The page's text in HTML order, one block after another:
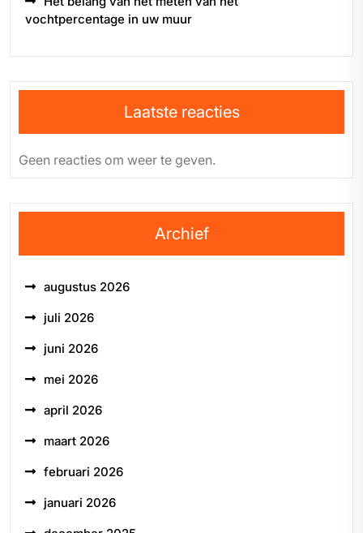
vochtpercentage in uw muur
Laatste reacties
Geen reacties om weer te geven.
Archief
augustus 2026
juli 2026
juni 2026
mei 2026
april 2026
maart 2026
februari 2026
januari 2026